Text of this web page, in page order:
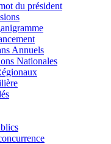
du président
Annuels
Nationales